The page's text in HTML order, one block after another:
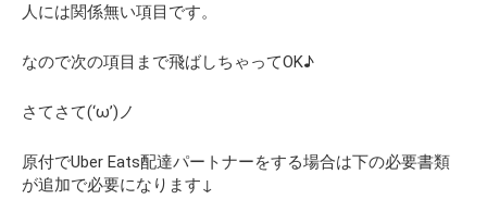
人には関係無い項目です。
なので次の項目まで飛ばしちゃってOK♪
さてさて(‘ω’)ノ
原付でUber Eats配達パートナーをする場合は下の必要書類
が追加で必要になります↓